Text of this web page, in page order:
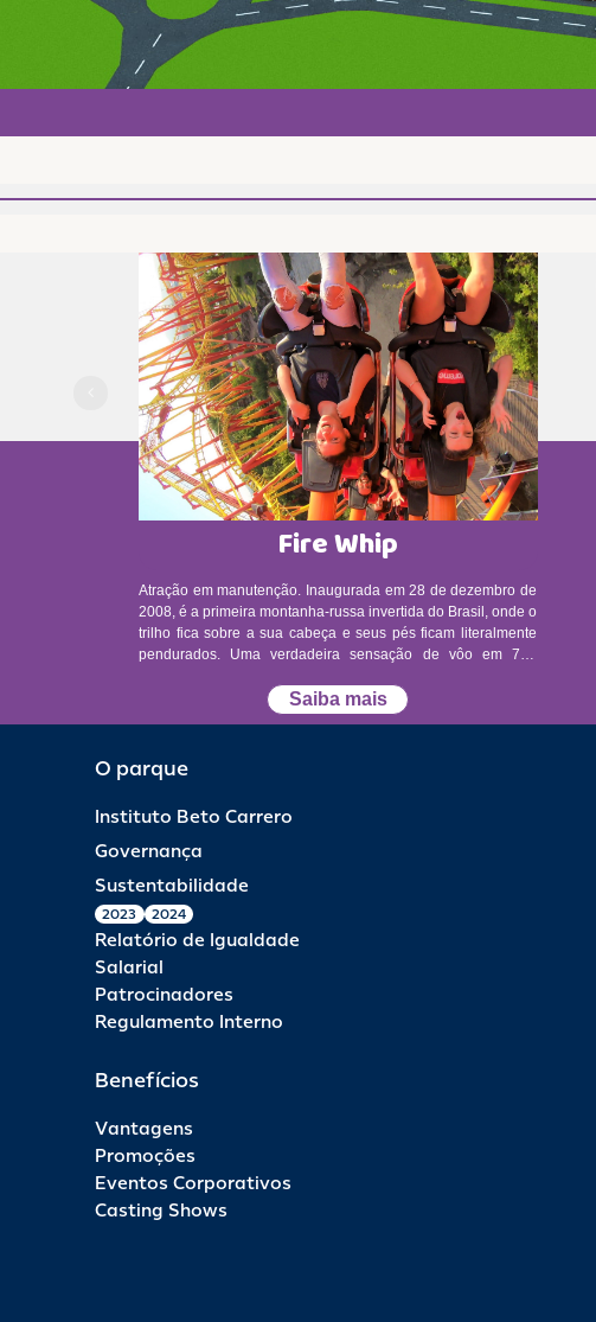
Fire Whip
Atração em manutenção. Inaugurada em 28 de dezembro de
2008, é a primeira montanha-russa invertida do Brasil, onde o
trilho fica sobre a sua cabeça e seus pés ficam literalmente
pendurados. Uma verdadeira sensação de vôo em 700
vezes a força da gravidade. Restrição de altura mínima: 130
cm. Restrição de idade mínima: não há restrição de idade,
monitor diretamente na atração. Restrições: - Pessoas que
utilizem aparelhos médicos fixados ao corpo, de forma
18h, mas ele permanece em funcionamento até que o último
visitante tenha se divertido.
Saiba mais
O parque
Instituto Beto Carrero
Governança
Sustentabilidade
2023 2024
Relatório de Igualdade
Salarial
Patrocinadores
Regulamento Interno
Benefícios
Vantagens
Promoções
Eventos Corporativos
Casting Shows